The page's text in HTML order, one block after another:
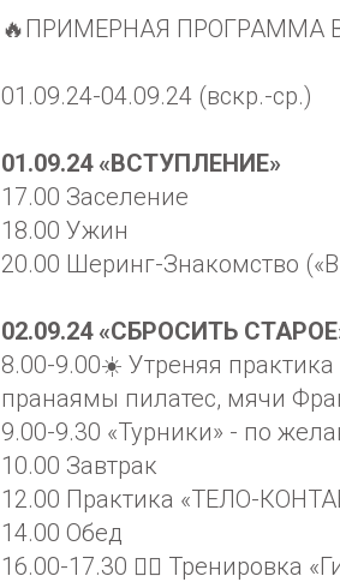
🔥ПРИМЕРНАЯ ПРОГРАММА
01.09.24-04.09.24 (вскр.-ср.)
01.09.24 «ВСТУПЛЕНИЕ»
17.00 Заселение
18.00 Ужин
20.00 Шеринг-Знакомство («В
02.09.24 «СБРОСИТЬ
8.00-9.00☀️ Утреняя
пранаямы пилатес, мячи
9.00-9.30 «Турники» - по
10.00 Завтрак
12.00 Практика «ТЕЛО-
14.00 Обед
16.00-17.30 🤸‍♀️ Тренировка